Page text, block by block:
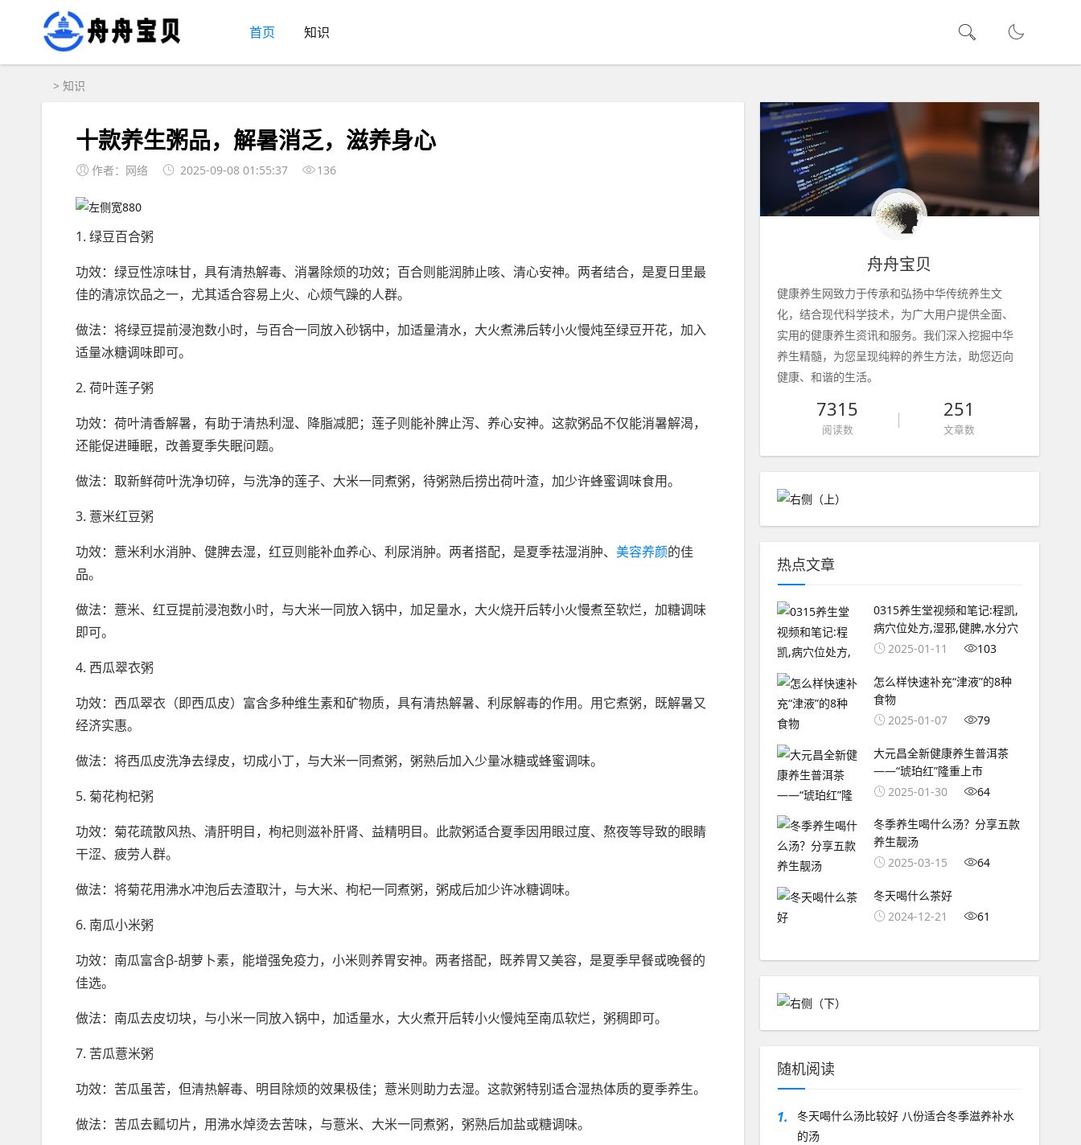
首页 知识
> 知识
十款养生粥品，解暑消乏，滋养身心
作者：网络 2025-09-08 01:55:37 136
1. 绿豆百合粥
功效：绿豆性凉味甘，具有清热解毒、消暑除烦的功效；百合则能润肺止咳、清心安神。两者结合，是夏日里最
佳的清凉饮品之一，尤其适合容易上火、心烦气躁的人群。
做法：将绿豆提前浸泡数小时，与百合一同放入砂锅中，加适量清水，大火煮沸后转小火慢炖至绿豆开花，加入
适量冰糖调味即可。
2. 荷叶莲子粥
功效：荷叶清香解暑，有助于清热利湿、降脂减肥；莲子则能补脾止泻、养心安神。这款粥品不仅能消暑解渴，
还能促进睡眠，改善夏季失眠问题。
做法：取新鲜荷叶洗净切碎，与洗净的莲子、大米一同煮粥，待粥熟后捞出荷叶渣，加少许蜂蜜调味食用。
3. 薏米红豆粥
功效：薏米利水消肿、健脾去湿，红豆则能补血养心、利尿消肿。两者搭配，是夏季祛湿消肿、 美容养颜的佳
品。
做法：薏米、红豆提前浸泡数小时，与大米一同放入锅中，加足量水，大火烧开后转小火慢煮至软烂，加糖调味
即可。
4. 西瓜翠衣粥
功效：西瓜翠衣（即西瓜皮）富含多种维生素和矿物质，具有清热解暑、利尿解毒的作用。用它煮粥，既解暑又
经济实惠。
做法：将西瓜皮洗净去绿皮，切成小丁，与大米一同煮粥，粥熟后加入少量冰糖或蜂蜜调味。
5. 菊花枸杞粥
功效：菊花疏散风热、清肝明目，枸杞则滋补肝肾、益精明目。此款粥适合夏季因用眼过度、熬夜等导致的眼睛
干涩、疲劳人群。
做法：将菊花用沸水冲泡后去渣取汁，与大米、枸杞一同煮粥，粥成后加少许冰糖调味。
6. 南瓜小米粥
功效：南瓜富含β-胡萝卜素，能增强免疫力，小米则养胃安神。两者搭配，既养胃又美容，是夏季早餐或晚餐的
佳选。
做法：南瓜去皮切块，与小米一同放入锅中，加适量水，大火煮开后转小火慢炖至南瓜软烂，粥稠即可。
7. 苦瓜薏米粥
功效：苦瓜虽苦，但清热解毒、明目除烦的效果极佳；薏米则助力去湿。这款粥特别适合湿热体质的夏季养生。
做法：苦瓜去瓤切片，用沸水焯烫去苦味，与薏米、大米一同煮粥，粥熟后加盐或糖调味。
舟舟宝贝
健康养生网致力于传承和弘扬中华传统养生文
化，结合现代科学技术，为广大用户提供全面、
实用的健康养生资讯和服务。我们深入挖掘中华
养生精髓，为您呈现纯粹的养生方法，助您迈向
健康、和谐的生活。
7315
阅读数
251
文章数
热点文章
0315养生堂视频和笔记:程凯,
病穴位处方,湿邪,健脾,水分穴
2025-01-11
103
怎么样快速补充“津液”的8种
食物
2025-01-07
79
大元昌全新健康养生普洱茶
——“琥珀红”隆重上市
2025-01-30
64
冬季养生喝什么汤？分享五款
养生靓汤
2025-03-15
64
冬天喝什么茶好
2024-12-21
61
随机阅读
1.
冬天喝什么汤比较好 八份适合冬季滋养补水
的汤